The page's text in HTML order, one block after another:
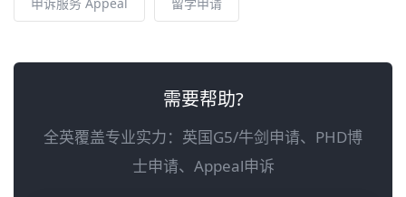
需要帮助?
全英覆盖专业实力：英国G5/牛剑申请、PHD博
士申请、Appeal申诉